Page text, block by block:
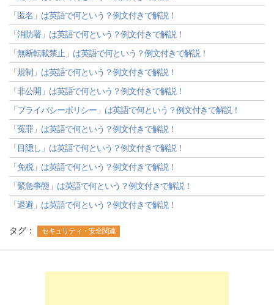
「匿名」は英語で何という？例文付きで解説！
「消防署」は英語で何という？例文付きで解説！
「無断転載禁止」は英語で何という？例文付きで解説！
「規制」は英語で何という？例文付きで解説！
「非公開」は英語で何という？例文付きで解説！
「プライバシーポリシー」は英語で何という？例文付きで解説！
「冤罪」は英語で何という？例文付きで解説！
「目隠し」は英語で何という？例文付きで解説！
「免税」は英語で何という？例文付きで解説！
「緊急事態」は英語で何という？例文付きで解説！
「退避」は英語で何という？例文付きで解説！
タグ： セキュリティ・安全関連